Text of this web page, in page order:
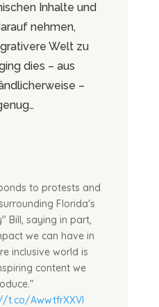
Inhalte und
nehmen,
Welt zu
dies – aus
–
to protests and
Florida's
Bill, saying in part,
we can have in
inclusive world is
content we
t.co/AwwtfrXXVI